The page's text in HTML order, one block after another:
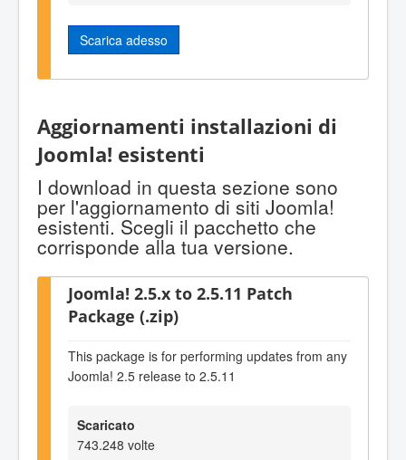
Scarica adesso
Aggiornamenti installazioni di
Joomla! esistenti
I download in questa sezione sono
per l'aggiornamento di siti Joomla!
esistenti. Scegli il pacchetto che
corrisponde alla tua versione.
Joomla! 2.5.x to 2.5.11 Patch
Package (.zip)
This package is for performing updates from any
Joomla! 2.5 release to 2.5.11
Scaricato
743.248 volte